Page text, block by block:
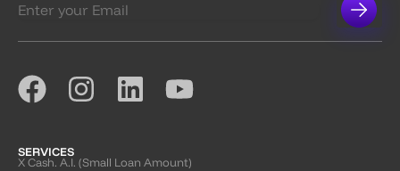
SERVICES
X Cash. A.I. (Small Loan Amount)